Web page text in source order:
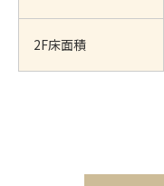
2F床面積